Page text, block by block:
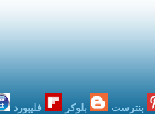
بنترست بلوكر فليبورد